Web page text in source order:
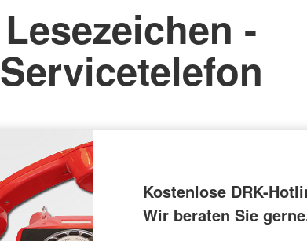
Lesezeichen -
Servicetelefon
Kostenlose DRK-
Wir beraten Sie